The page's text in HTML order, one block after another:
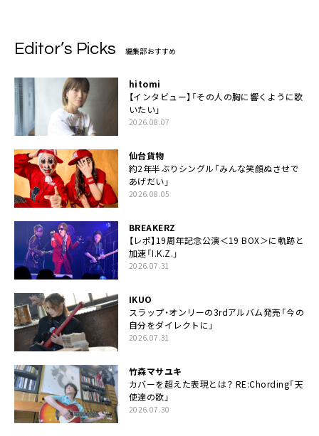
Editor’s Picks 編集部おすすめ
hitomi
【インタビュー】「その人の胸に響くように歌
いたい」
2026.08.07
仙台貨物
約2年半ぶりシングル「みんな笑顔ぬさせで
あげだい」
2026.08.05
BREAKERZ
【レポ】19周年記念公演＜19 BOX＞に軌跡と
加速「I.K.Z.」
2026.07.31
IKUO
スラップ・オンリーの3rdアルバム発売「今の
自分をダイレクトに」
2026.07.31
竹森マサユキ
カバーを超えた表現とは？ RE:Chording「天
使達の歌」
2026.07.30